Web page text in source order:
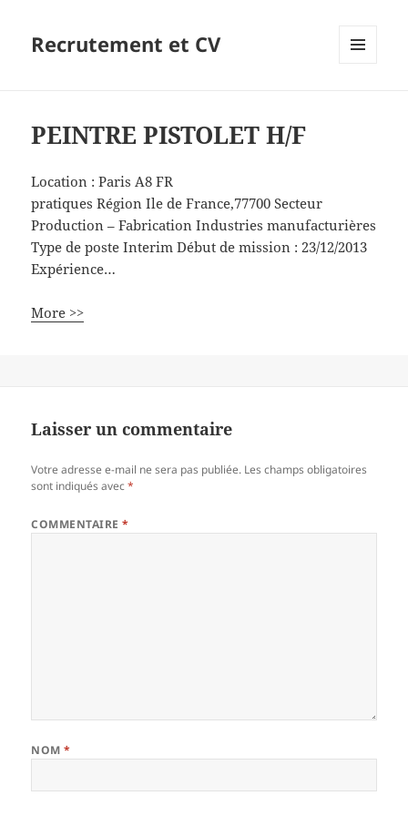
Recrutement et CV
PEINTRE PISTOLET H/F
Location :Paris A8 FR
pratiques Région Ile de France,77700 Secteur
Production – Fabrication Industries manufacturières
Type de poste Interim Début de mission : 23/12/2013
Expérience…
More >>
Laisser un commentaire
Votre adresse e-mail ne sera pas publiée. Les champs obligatoires
sont indiqués avec*
COMMENTAIRE*
NOM*